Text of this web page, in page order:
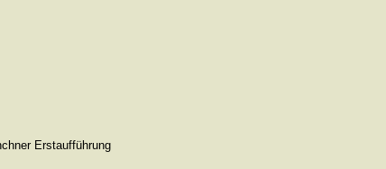
Erstaufführung